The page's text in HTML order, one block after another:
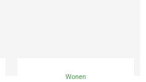
Wonen